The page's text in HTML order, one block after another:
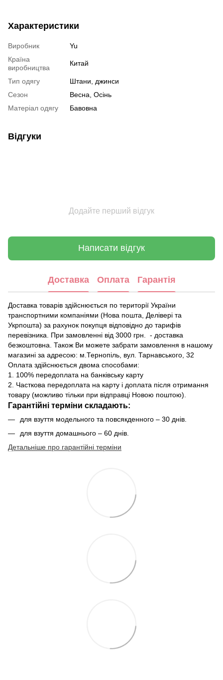
Характеристики
Виробник
Yu
Країна
виробництва
Китай
Тип одягу
Штани, джинси
Сезон
Весна, Осінь
Матеріал одягу
Бавовна
Відгуки
Додайте перший відгук
Написати відгук
Доставка Оплата Гарантія
Доставка товарів здійснюється по території України
транспортними компаніями (Нова пошта, Делівері та
Укрпошта) за рахунок покупця відповідно до тарифів
перевізника. При замовленні від 3000 грн. - доставка
безкоштовна. Також Ви можете забрати замовлення в нашому
магазині за адресою: м.Тернопіль, вул. Тарнавського, 32
Оплата здійснюється двома способами:
1. 100% передоплата на банківську карту
2. Часткова передоплата на карту і доплата після отримання
товару (можливо тільки при відправці Новою поштою).
Гарантійні терміни складають:
для взуття модельного та повсякденного – 30 днів.
для взуття домашнього – 60 днів.
Детальніше про гарантійні терміни